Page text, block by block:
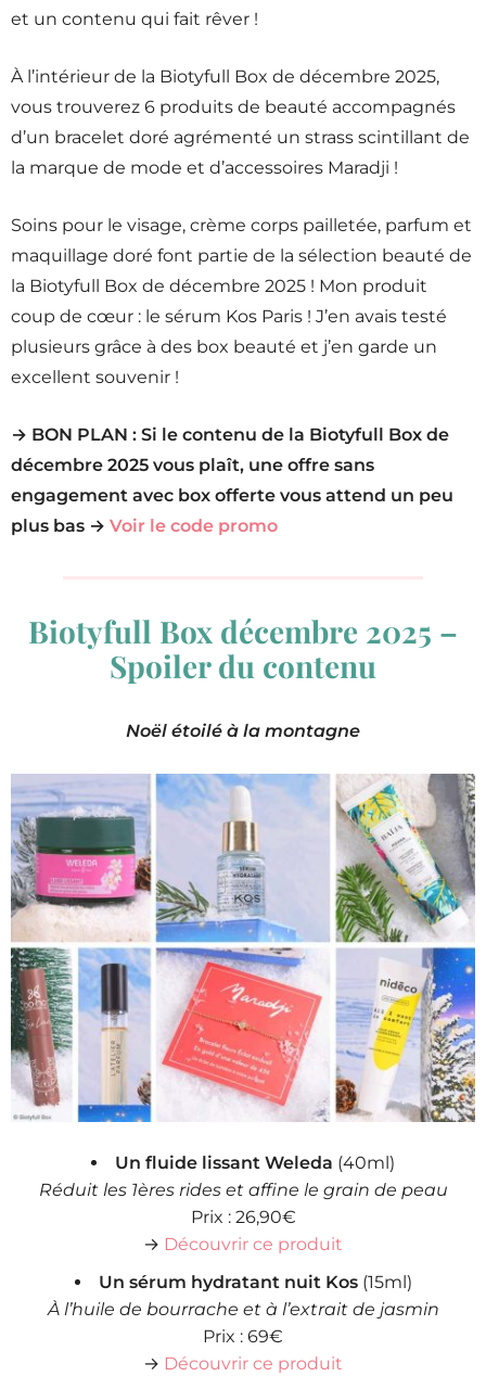
et un contenu qui fait rêver !
À l’intérieur de la Biotyfull Box de décembre 2025,
vous trouverez 6 produits de beauté accompagnés
d’un bracelet doré agrémenté un strass scintillant de
la marque de mode et d’accessoires Maradji !
Soins pour le visage, crème corps pailletée, parfum et
maquillage doré font partie de la sélection beauté de
la Biotyfull Box de décembre 2025 ! Mon produit
coup de cœur : le sérum Kos Paris ! J’en avais testé
plusieurs grâce à des box beauté et j’en garde un
excellent souvenir !
→ BON PLAN : Si le contenu de la Biotyfull Box de
décembre 2025 vous plaît, une offre sans
engagement avec box offerte vous attend un peu
plus bas → Voir le code promo
Biotyfull Box décembre 2025 –
Spoiler du contenu
Noël étoilé à la montagne
Un fluide lissant Weleda (40ml)
Réduit les 1ères rides et affine le grain de peau
Prix : 26,90€
→ Découvrir ce produit
Un sérum hydratant nuit Kos(15ml)
À l’huile de bourrache et à l’extrait de jasmin
Prix : 69€
→ Découvrir ce produit